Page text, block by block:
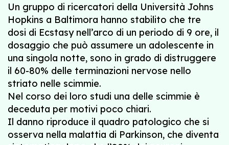
Un gruppo di ricercatori della Università Johns
Hopkins a Baltimora hanno stabilito che tre
dosi di Ecstasy nell’arco di un periodo di 9 ore, il
dosaggio che può assumere un adolescente in
una singola notte, sono in grado di distruggere
il 60-80% delle terminazioni nervose nello
striato nelle scimmie.
Nel corso dei loro studi una delle scimmie è
deceduta per motivi poco chiari.
Il danno riproduce il quadro patologico che si
osserva nella malattia di Parkinson, che diventa